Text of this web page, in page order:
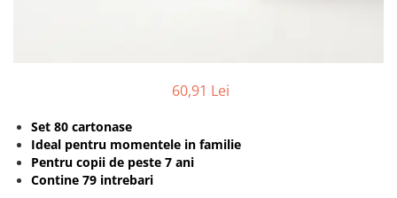
Haine plaja / inot
Ochelari de soare
Palarii protectie UV
60,91 Lei
Set 80 cartonase
Ideal pentru momentele in familie
Pentru copii de peste 7 ani
Contine 79 intrebari